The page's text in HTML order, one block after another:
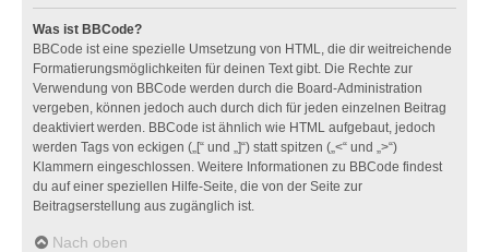
Was ist BBCode?
BBCode ist eine spezielle Umsetzung von HTML, die dir weitreichende
Formatierungsmöglichkeiten für deinen Text gibt. Die Rechte zur
Verwendung von BBCode werden durch die Board-Administration
vergeben, können jedoch auch durch dich für jeden einzelnen Beitrag
deaktiviert werden. BBCode ist ähnlich wie HTML aufgebaut, jedoch
werden Tags von eckigen („[“ und „]“) statt spitzen („<“ und „>“)
Klammern eingeschlossen. Weitere Informationen zu BBCode findest
du auf einer speziellen Hilfe-Seite, die von der Seite zur
Beitragserstellung aus zugänglich ist.
Nach oben